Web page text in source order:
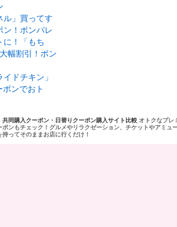
ル」買ってす
ン！ポンパレ
に！「もち
幅割引！ポン
イドチキン」
ンでおト
同購入クーポン・日替りクーポン購入サイト比較 オトクなプレ
ポンもチェック！グルメやリラクゼーション、チケットやアミ
ってそのままお店に行くだけ！